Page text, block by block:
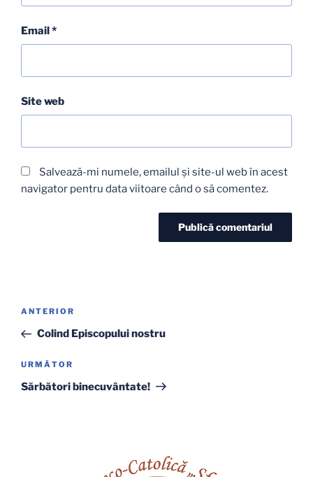
Email*
Site web
Salvează-mi numele, emailul și site-ul web în acest
navigator pentru data viitoare când o să comentez.
Navigare
articole
Articolul
anterior
ANTERIOR
Colind Episcopului nostru
Articolul
următor
URMĂTOR
Sărbători binecuvântate!